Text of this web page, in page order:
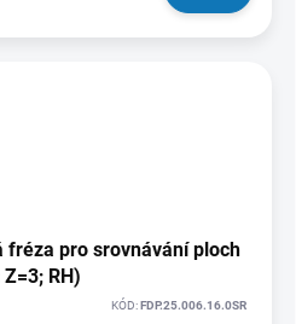
fréza pro srovnávání ploch
RH)
KÓD: FDP.25.006.16.0SR